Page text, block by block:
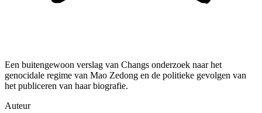
Een buitengewoon verslag van Changs onderzoek naar het
genocidale regime van Mao Zedong en de politieke gevolgen van
het publiceren van haar biografie.
Auteur